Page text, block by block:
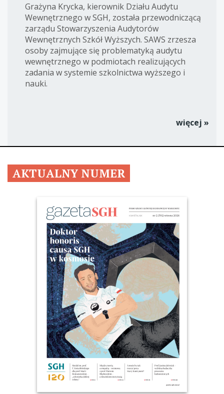
Grażyna Krycka, kierownik Działu Audytu
Wewnętrznego w SGH, została przewodniczącą
zarządu Stowarzyszenia Audytorów
Wewnętrznych Szkół Wyższych. SAWS zrzesza
osoby zajmujące się problematyką audytu
wewnętrznego w podmiotach realizujących
zadania w systemie szkolnictwa wyższego i
nauki.
więcej »
AKTUALNY NUMER